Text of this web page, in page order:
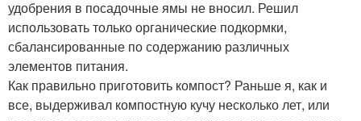
удобрения в посадочные ямы не вносил. Решил
использовать только органические подкормки,
сбалансированные по содержанию различных
элементов питания.
Как правильно приготовить компост? Раньше я, как и
все, выдерживал компостную кучу несколько лет, или